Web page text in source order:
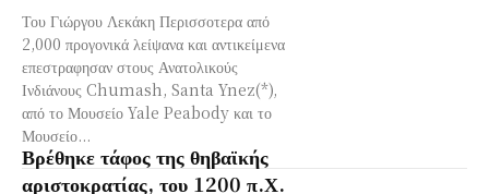
Του Γιώργου Λεκάκη Περισσοτερα από
2,000 προγονικά λείψανα και αντικείμενα
επεστραφησαν στους Ανατολικούς
Ινδιάνους Chumash, Santa Ynez(*),
από το Μουσείο Yale Peabody και το
Μουσείο...
Βρέθηκε τάφος της θηβαϊκής
αριστοκρατίας, του 1200 π.Χ.